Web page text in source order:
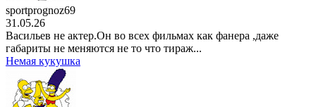
sportprognoz69
31.05.26
Васильев не актер.Он во всех фильмах как фанера ,даже
габариты не меняются не то что тираж...
Немая кукушка